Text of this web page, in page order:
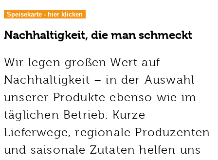
Speisekarte - hier klicken
Nachhaltigkeit, die man schmeckt
Wir legen großen Wert auf
Nachhaltigkeit – in der Auswahl
unserer Produkte ebenso wie im
täglichen Betrieb. Kurze
Lieferwege, regionale Produzenten
und saisonale Zutaten helfen uns